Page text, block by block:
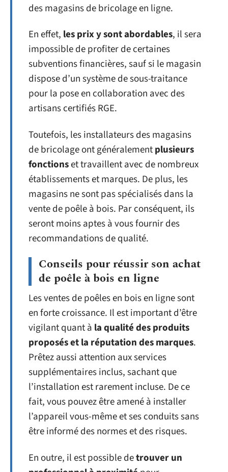
des magasins de bricolage en ligne.
En effet, les prix y sont abordables, il sera
impossible de profiter de certaines
subventions financières, sauf si le magasin
dispose d’un système de sous-traitance
pour la pose en collaboration avec des
artisans certifiés RGE.
Toutefois, les installateurs des magasins
de bricolage ont généralementplusieurs
fonctionset travaillent avec de nombreux
établissements et marques. De plus, les
magasins ne sont pas spécialisés dans la
vente de poêle à bois. Par conséquent, ils
seront moins aptes à vous fournir des
recommandations de qualité.
Conseils pour réussir son achat
de poêle à bois en ligne
Les ventes de poêles en bois en ligne sont
en forte croissance. Il est important d’être
vigilant quant à la qualité des produits
proposés et la réputation des marques.
Prêtez aussi attention aux services
supplémentaires inclus, sachant que
l’installation est rarement incluse. De ce
fait, vous pouvez être amené à installer
l’appareil vous-même et ses conduits sans
être informé des normes et des risques.
En outre, il est possible detrouver un